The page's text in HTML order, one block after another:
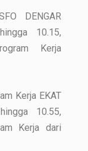
DENGAR
10.15,
Kerja
Kerja EKAT
10.55,
Kerja dari